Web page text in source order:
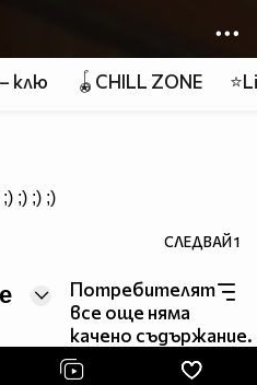
клю 🪀CHILL ZONE
;) ;) ;)
СЛЕДВАЙ1
Потребителят
все още няма
качено съдържание.